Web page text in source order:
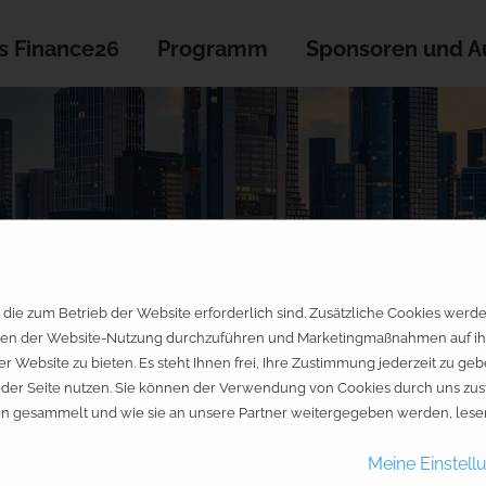
Finance26 Programm Sponsoren und
Der heilige Gral des
zum Betrieb der Website erforderlich sind. Zusätzliche Cookies
der Website-Nutzung durchzuführen und Marketingmaßnahmen auf
Website zu bieten. Es steht Ihnen frei, Ihre Zustimmung jederzeit zu
Seite nutzen. Sie können der Verwendung von Cookies durch uns
gesammelt und wie sie an unsere Partner weitergegeben werden,
Meine